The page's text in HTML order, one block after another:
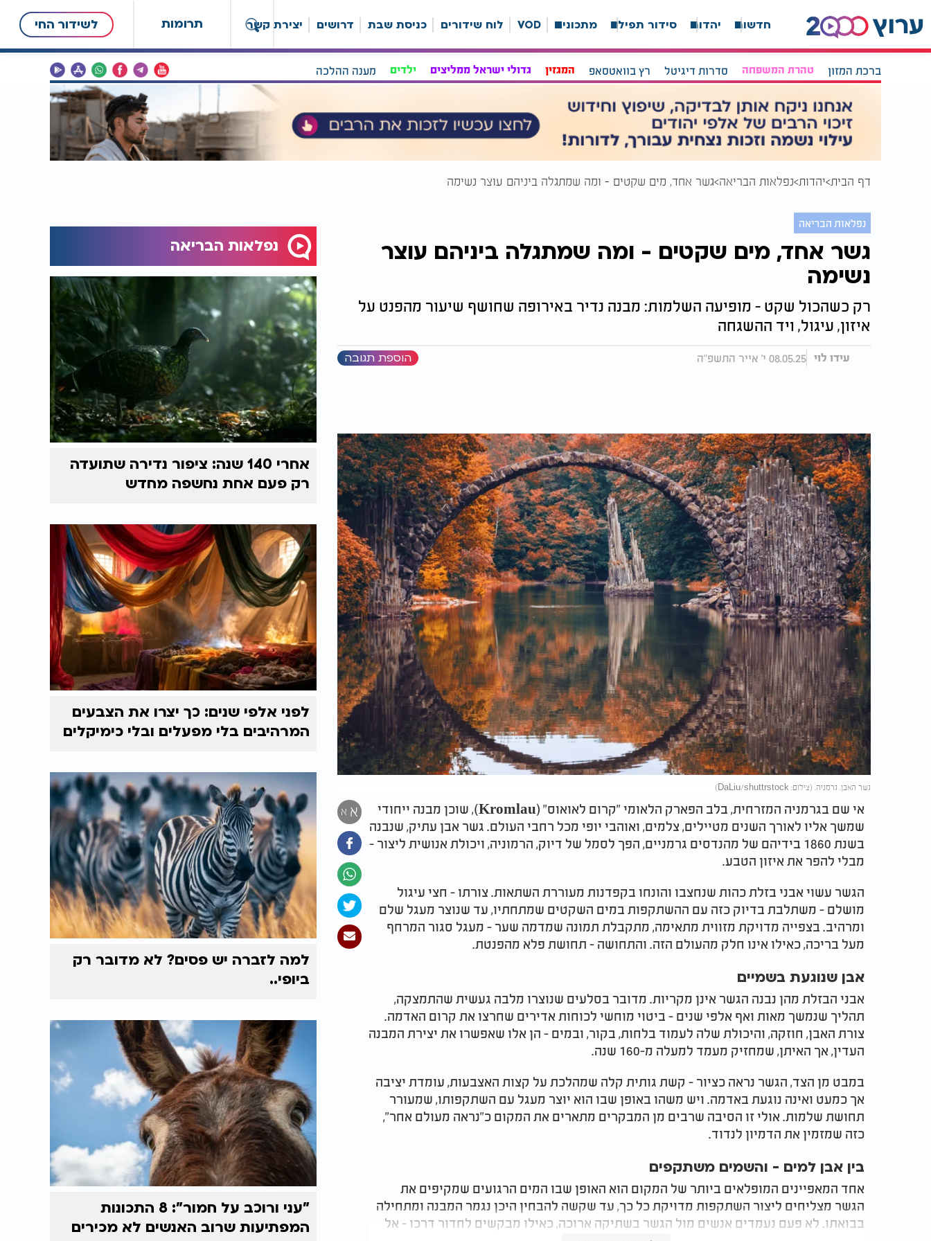
תרומות לשידור החי חדשות יהדות סידור תפילה מתכונים VOD לוח שידורים כניסת שבת דרושים יצירת קשר
ברכת המזון טהרת המשפחה סדרות דיגיטל רץ בוואטסאפ המגזין גדולי ישראל ממליצים ילדים מענה ההלכה
דף הבית יהדות נפלאות הבריאה גשר אחד, מים שקטים - ומה שמתגלה ביניהם עוצר נשימה
נפלאות הבריאה
גשר אחד, מים שקטים - ומה שמתגלה ביניהם עוצר
נשימה
רק כשהכול שקט - מופיעה השלמות: מבנה נדיר באירופה שחושף שיעור מהפנט על
איזון, עיגול, ויד ההשגחה
עידו לוי 08.05.25 י' אייר התשפ"ה הוספת תגובה
גשר האבן, גרמניה. (צילום: DaLiu/shuttrstock)
א א
אי שם בגרמניה המזרחית, בלב הפארק הלאומי "קרום לאואוס" (Kromlau), שוכן מבנה ייחודי
שמשך אליו לאורך השנים מטיילים, צלמים, ואוהבי יופי מכל רחבי העולם. גשר אבן עתיק, שנבנה
בשנת 1860 בידיהם של מהנדסים גרמניים, הפך לסמל של דיוק, הרמוניה, ויכולת אנושית ליצור -
מבלי להפר את איזון הטבע.
הגשר עשוי אבני בזלת כהות שנחצבו והונחו בקפדנות מעוררת השתאות. צורתו - חצי עיגול
מושלם - משתלבת בדיוק כזה עם ההשתקפות במים השקטים שמתחתיו, עד שנוצר מעגל שלם
ומרהיב. בצפייה מדויקת מזווית מתאימה, מתקבלת תמונה שמדמה שער - מעגל סגור המרחף
מעל בריכה, כאילו אינו חלק מהעולם הזה. והתחושה - תחושת פלא מהפנטת.
אבן שנוגעת בשמיים
אבני הבזלת מהן נבנה הגשר אינן מקריות. מדובר בסלעים שנוצרו מלבה געשית שהתמצקה,
תהליך שנמשך מאות ואף אלפי שנים - ביטוי מוחשי לכוחות אדירים שחרצו את קרום האדמה.
צורת האבן, חוזקה, והיכולת שלה לעמוד בלחות, בקור, ובמים - הן אלו שאפשרו את יצירת המבנה
העדין, אך האיתן, שמחזיק מעמד למעלה מ-160 שנה.
במבט מן הצד, הגשר נראה כציור - קשת גותית קלה שמהלכת על קצות האצבעות, עומדת יציבה
אך כמעט ואינה נוגעת באדמה. ויש משהו באופן שבו הוא יוצר מעגל עם השתקפותו, שמעורר
תחושת שלמות. אולי זו הסיבה שרבים מן המבקרים מתארים את המקום כ"נראה מעולם אחר",
כזה שמזמין את הדמיון לנדוד.
בין אבן למים - והשמים משתקפים
אחד המאפיינים המופלאים ביותר של המקום הוא האופן שבו המים הרגועים שמקיפים את
הגשר מצליחים ליצור השתקפות מדויקת כל כך, עד שקשה להבחין היכן נגמר המבנה ומתחילה
בבואתו. לא פעם נעמדים אנשים מול הגשר בשתיקה ארוכה, כאילו מבקשים לחדור דרכו - אל
נפלאות הבריאה
אחרי 140 שנה: ציפור נדירה שתועדה
רק פעם אחת נחשפה מחדש
לפני אלפי שנים: כך יצרו את הצבעים
המרהיבים בלי מפעלים ובלי כימיקלים
למה לזברה יש פסים? לא מדובר רק
ביופי..
"עני ורוכב על חמור": 8 התכונות
המפתיעות שרוב האנשים לא מכירים